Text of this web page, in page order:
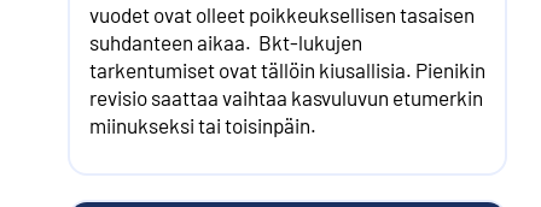
vuodet ovat olleet poikkeuksellisen tasaisen
suhdanteen aikaa. Bkt-lukujen
tarkentumiset ovat tällöin kiusallisia. Pienikin
revisio saattaa vaihtaa kasvuluvun etumerkin
miinukseksi tai toisinpäin.